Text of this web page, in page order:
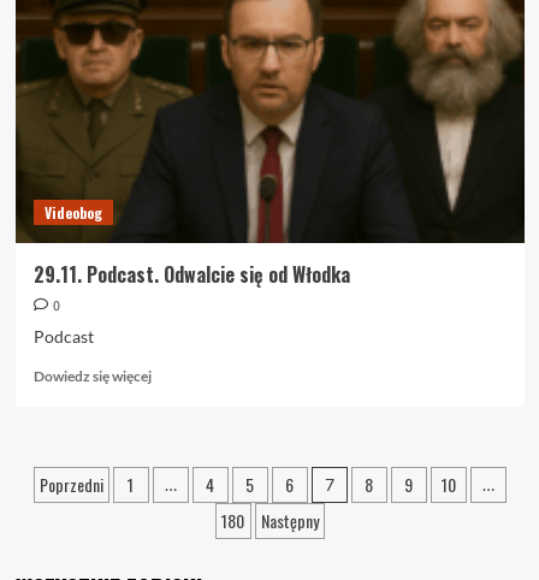
się
Włodka
Videobog
29.11. Podcast. Odwalcie się od Włodka
0
Podcast
Dowiedz się więcejDowiedz
29.11.
Podcast.
Stronicowanie
Poprzedni 1 … 4 5 6 7 8 9 10 …
180 Następny